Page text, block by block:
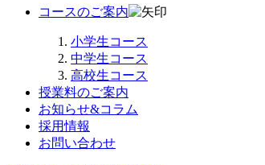
コースのご案内
小学生コース
中学生コース
高校生コース
授業料のご案内
お知らせ&コラム
採用情報
お問い合わせ